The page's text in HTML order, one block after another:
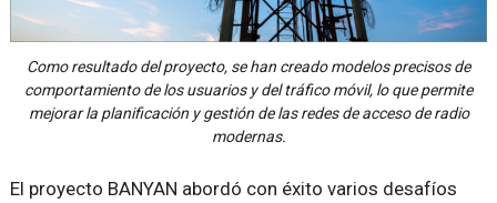
Como resultado del proyecto, se han creado modelos precisos de
comportamiento de los usuarios y del tráfico móvil, lo que permite
mejorar la planificación y gestión de las redes de acceso de radio
modernas.
El proyecto BANYAN abordó con éxito varios desafíos